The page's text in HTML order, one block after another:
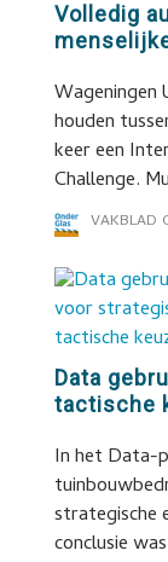
Volledig
Wageningen
houden
keer een
Challenge.
VAKBLAD
Data
tactische
In het Data-
strategische
conclusie